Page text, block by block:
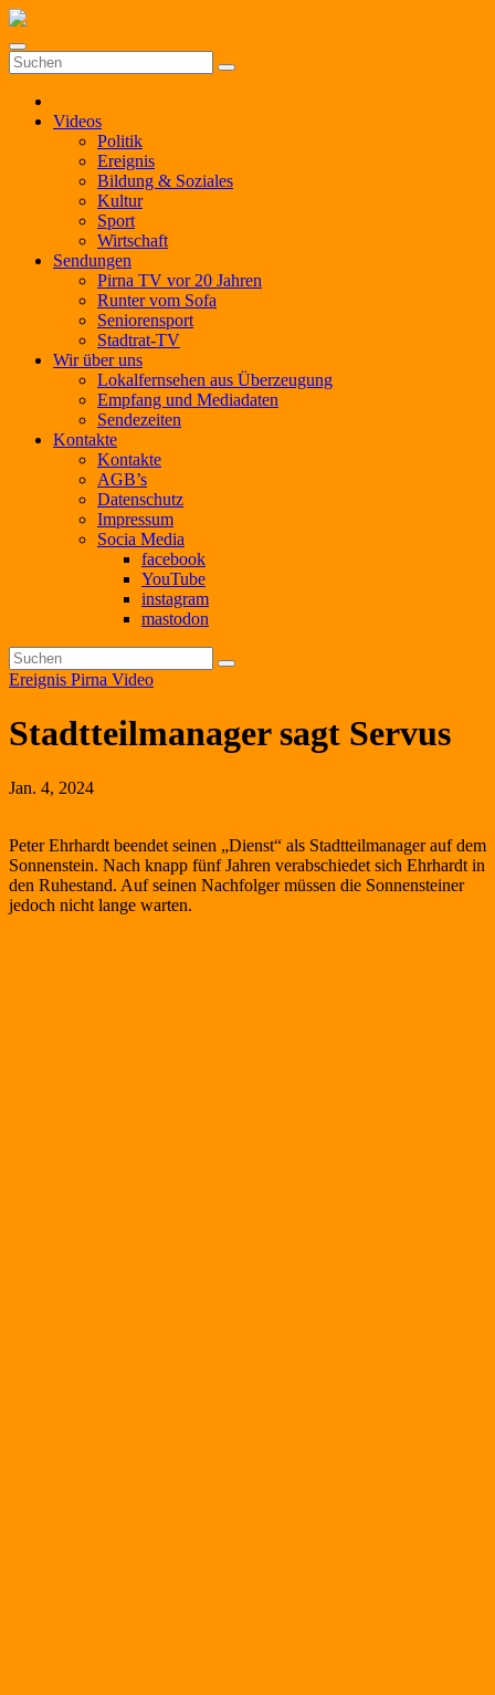
Zum
springen
Videos
Politik
Ereignis
Bildung & Soziales
Kultur
Sport
Wirtschaft
Sendungen
Pirna TV vor 20 Jahren
Runter vom Sofa
Seniorensport
Stadtrat-TV
Wir über uns
Lokalfernsehen aus Überzeugung
Empfang und Mediadaten
Sendezeiten
Kontakte
Kontakte
AGB’s
Datenschutz
Impressum
Socia Media
facebook
YouTube
instagram
mastodon
Ereignis Pirna Video
Stadtteilmanager sagt Servus
Jan. 4, 2024
Peter Ehrhardt beendet seinen „Dienst“ als Stadtteilmanager auf dem
Sonnenstein. Nach knapp fünf Jahren verabschiedet sich Ehrhardt in
den Ruhestand. Auf seinen Nachfolger müssen die Sonnensteiner
jedoch nicht lange warten.